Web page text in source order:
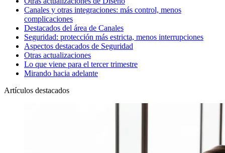
Canales y otras integraciones: más control, menos
complicaciones
Destacados del área de Canales
Seguridad: protección más estricta, menos interrupciones
Aspectos destacados de Seguridad
Otras actualizaciones
Lo que viene para el tercer trimestre
Mirando hacia adelante
Artículos destacados